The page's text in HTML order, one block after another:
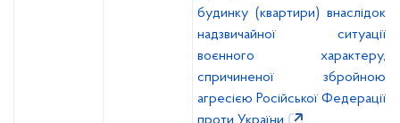
будинку (квартири) внаслідок
надзвичайної ситуації
воєнного характеру,
спричиненої збройною
агресією Російської Федерації